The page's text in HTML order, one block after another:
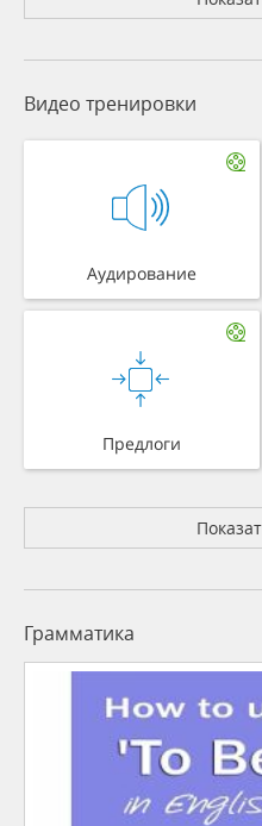
Видео тренировки
Аудирование
Предлоги
Грамматика